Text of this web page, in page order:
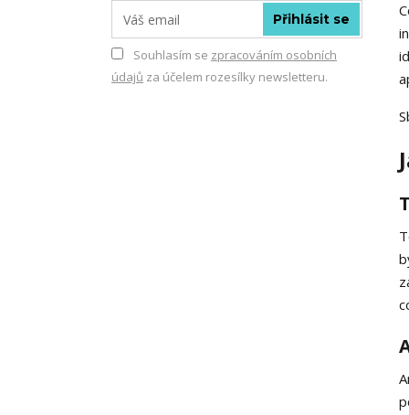
Přihlásit se
Souhlasím se zpracováním osobních
údajů za účelem rozesílky newsletteru.